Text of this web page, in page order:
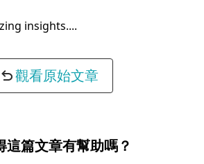
insights...
觀看原始文章
這篇文章有幫助嗎？